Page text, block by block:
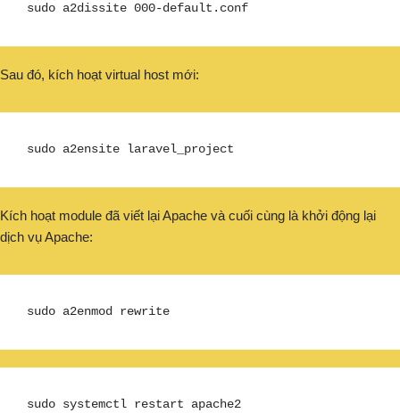
sudo a2dissite 000-default.conf
Sau đó, kích hoạt virtual host mới:
sudo a2ensite laravel_project
Kích hoạt module đã viết lại Apache và cuối cùng là khởi động lại
dịch vụ Apache:
sudo a2enmod rewrite
sudo systemctl restart apache2